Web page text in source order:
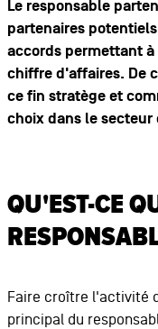
Le responsable
partenaires
accords permettant à
chiffre d'affaires. De
ce fin stratège et
choix dans le secteur
QU'EST-CE
Faire croître l'activité
principal du